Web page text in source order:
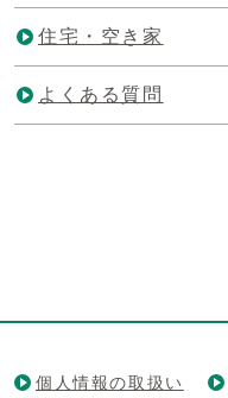
住宅・空き家
よくある質問
個人情報の取扱い